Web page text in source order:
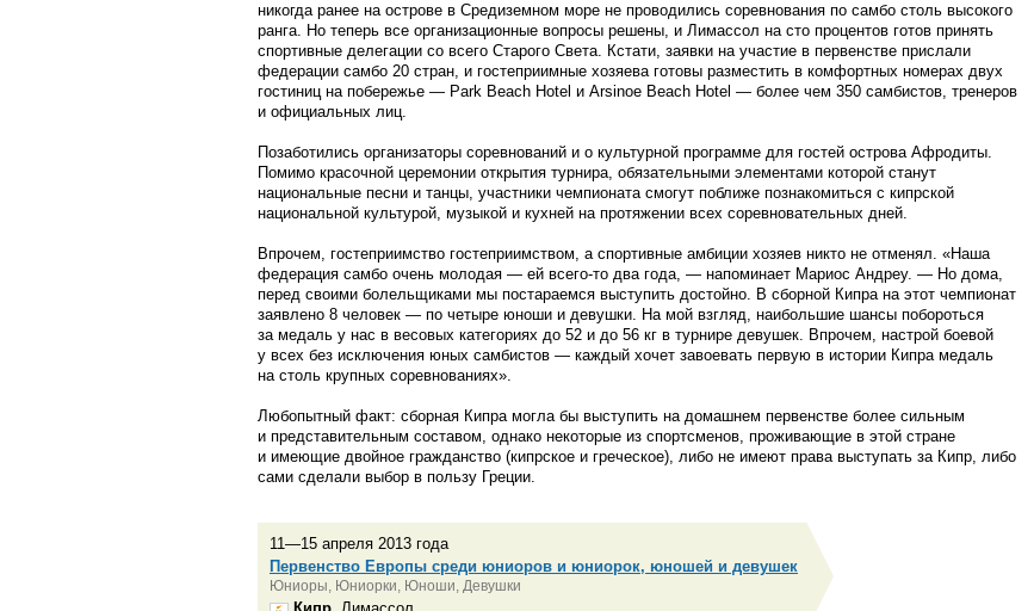
никогда ранее на острове в Средиземном море не проводились соревнования по самбо столь высокого
ранга. Но теперь все организационные вопросы решены, и Лимассол на сто процентов готов принять
спортивные делегации со всего Старого Света. Кстати, заявки на участие в первенстве прислали
федерации самбо 20 стран, и гостеприимные хозяева готовы разместить в комфортных номерах двух
гостиниц на побережье — Park Beach Hotel и Arsinoe Beach Hotel — более чем 350 самбистов, тренеров
и официальных лиц.
Позаботились организаторы соревнований и о культурной программе для гостей острова Афродиты.
Помимо красочной церемонии открытия турнира, обязательными элементами которой станут
национальные песни и танцы, участники чемпионата смогут поближе познакомиться с кипрской
национальной культурой, музыкой и кухней на протяжении всех соревновательных дней.
Впрочем, гостеприимство гостеприимством, а спортивные амбиции хозяев никто не отменял. «Наша
федерация самбо очень молодая — ей всего-то два года, — напоминает Мариос Андреу. — Но дома,
перед своими болельщиками мы постараемся выступить достойно. В сборной Кипра на этот чемпионат
заявлено 8 человек — по четыре юноши и девушки. На мой взгляд, наибольшие шансы побороться
за медаль у нас в весовых категориях до 52 и до 56 кг в турнире девушек. Впрочем, настрой боевой
у всех без исключения юных самбистов — каждый хочет завоевать первую в истории Кипра медаль
на столь крупных соревнованиях».
Любопытный факт: сборная Кипра могла бы выступить на домашнем первенстве более сильным
и представительным составом, однако некоторые из спортсменов, проживающие в этой стране
и имеющие двойное гражданство (кипрское и греческое), либо не имеют права выступать за Кипр, либо
сами сделали выбор в пользу Греции.
11—15 апреля 2013 года
Первенство Европы среди юниоров и юниорок, юношей и девушек
Юниоры, Юниорки, Юноши, Девушки